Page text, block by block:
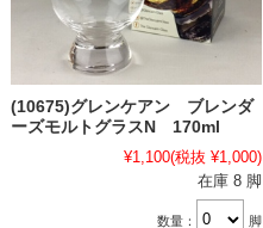
(10675)グレンケアン ブレンダ
ーズモルトグラスN 170ml
¥1,100(税抜 ¥1,000)
在庫 8 脚
数量： 脚